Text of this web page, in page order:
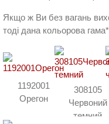
Якщо ж Ви без вагань
тоді дана кольорова
1192001
Орегон
308105
Червоний
темний